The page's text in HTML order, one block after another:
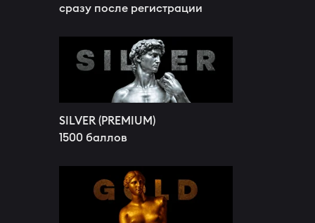
SILVER (PREMIUM)
1500 баллов
сразу после регистрации